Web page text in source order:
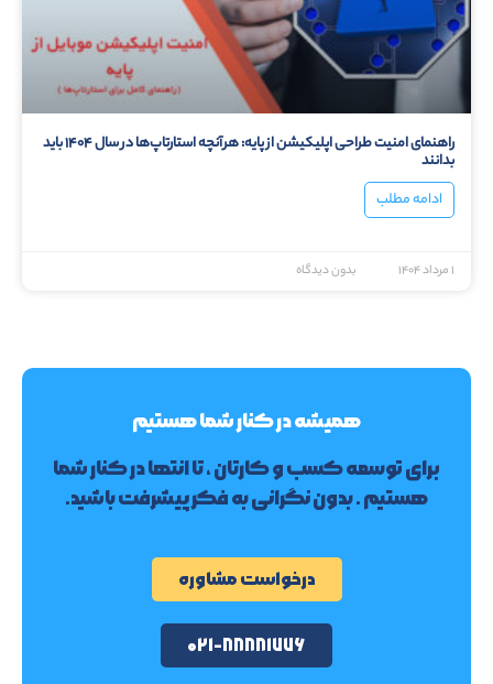
راهنمای امنیت طراحی اپلیکیشن از پایه: هرآنچه استارتاپ‌ها در سال ۱۴۰۴ باید
بدانند
ادامه مطلب
۱ مرداد ۱۴۰۴ بدون دیدگاه
همیشه در کنار شما هستیم
برای توسعه کسب و کارتان ، تا انتها در کنار شما
هستیم . بدون نگرانی به فکر پیشرفت باشید.
درخواست مشاوره
۰۲۱-۸۸۸۸۱۷۷۶